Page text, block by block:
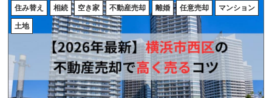
住み替え 相続 空き家 不動産売却 離婚 任意売却 マンション
土地